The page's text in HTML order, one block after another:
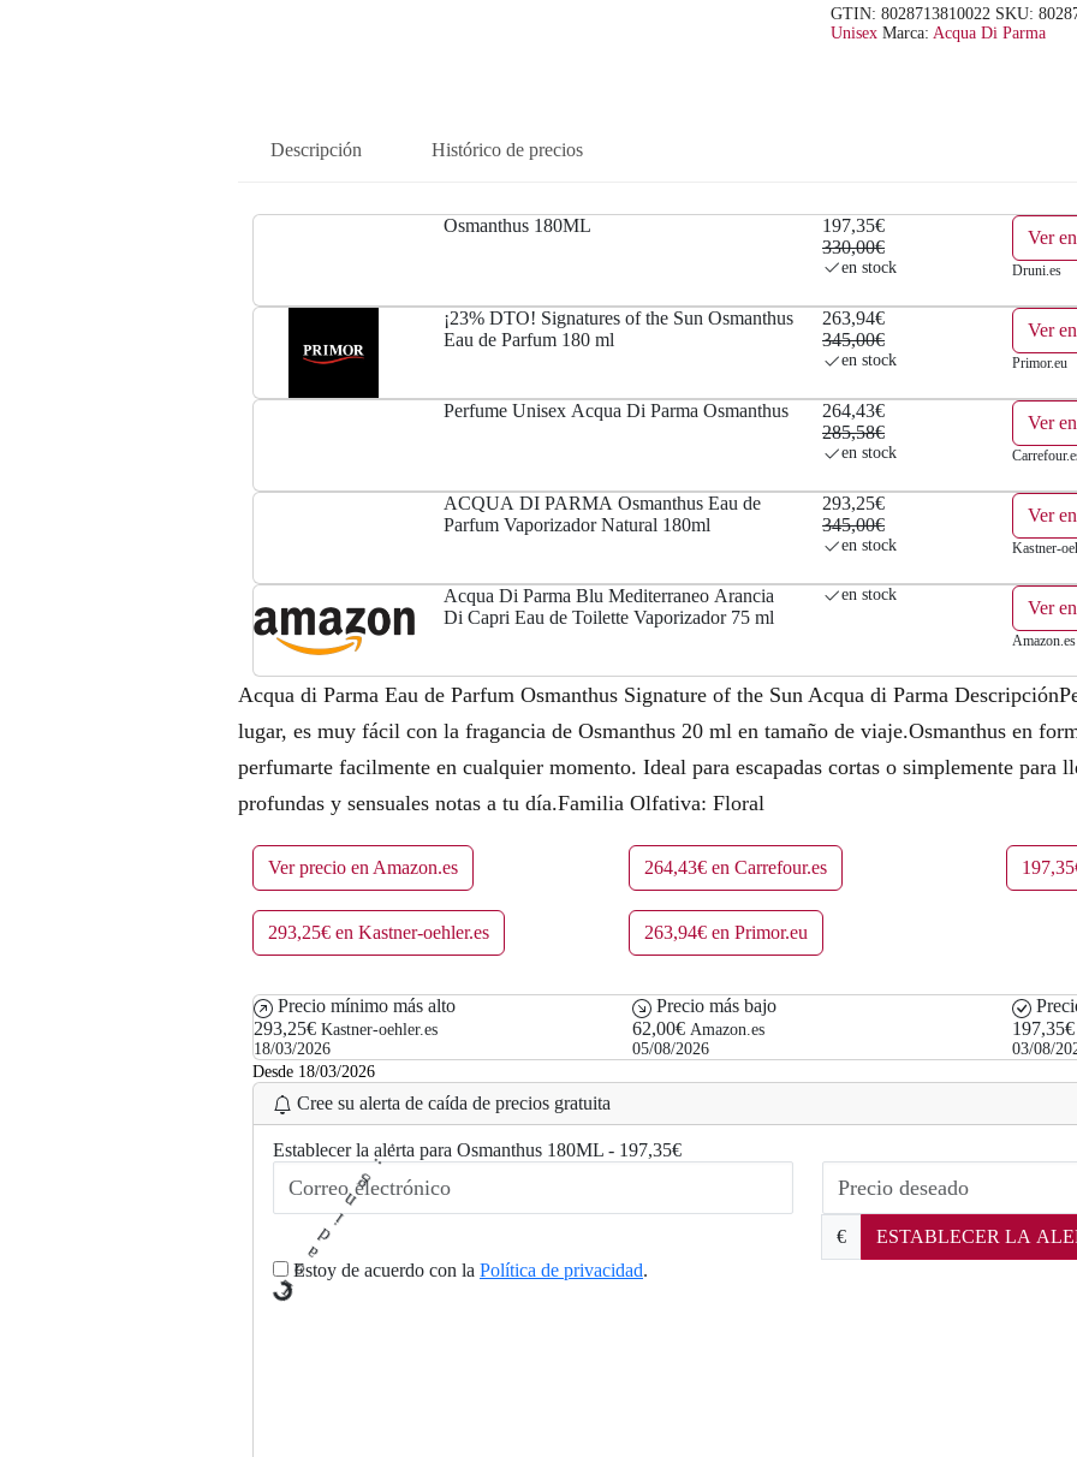
a
a
3
0
e
9
7
,
3
5
€
GTIN: 8028713810022 SKU:
Unisex Marca: Acqua Di Parma
Descripción Histórico de precios
Osmanthus 180ML
197,35€
330,00€
en stock
Ver
Druni.es
¡23% DTO! Signatures of the Sun Osmanthus
Eau de Parfum 180 ml
263,94€
345,00€
en stock
Ver
Primor.eu
Perfume Unisex Acqua Di Parma Osmanthus
264,43€
285,58€
en stock
Ver
ACQUA DI PARMA Osmanthus Eau de
Parfum Vaporizador Natural 180ml
293,25€
345,00€
en stock
Ver
Kastner-
Acqua Di Parma Blu Mediterraneo Arancia
Di Capri Eau de Toilette Vaporizador 75 ml
en stock
Ver
Amazon.es
Acqua di Parma Eau de Parfum Osmanthus Signature of the Sun Acqua di Parma
lugar, es muy fácil con la fragancia de Osmanthus 20 ml en tamaño de viaje.Osmanthus en
perfumarte facilmente en cualquier momento. Ideal para escapadas cortas o simplemente para
profundas y sensuales notas a tu día.Familia Olfativa: Floral
Ver precio en Amazon.es 264,43€ en Carrefour.es
293,25€ en Kastner-oehler.es 263,94€ en Primor.eu
Precio mínimo más alto
293,25€ Kastner-oehler.es
18/03/2026
Precio más bajo
62,00€ Amazon.es
05/08/2026
197,35€
03/08/
Desde 18/03/2026
Cree su alerta de caída de precios gratuita
Establecer la alerta para Osmanthus 180ML - 197,35€
€
ESTABLECER LA
Estoy de acuerdo con la Política de privacidad.
L
o
g
.